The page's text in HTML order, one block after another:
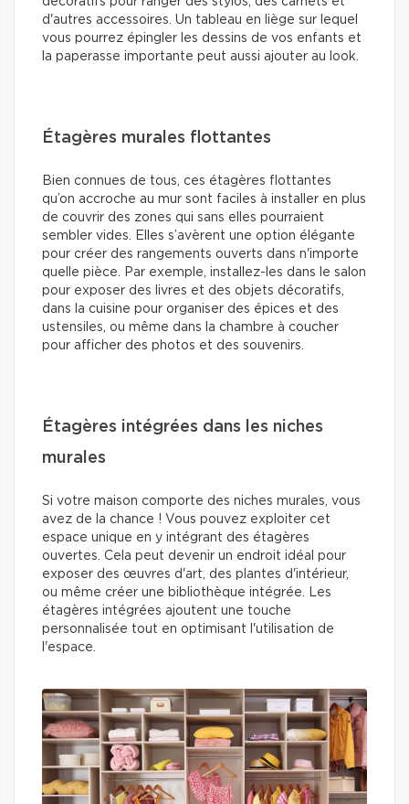
d'autres accessoires. Un tableau en liège sur lequel
vous pourrez épingler les dessins de vos enfants et
la paperasse importante peut aussi ajouter au look.
Étagères murales flottantes
Bien connues de tous, ces étagères flottantes
qu’on accroche au mur sont faciles à installer en plus
de couvrir des zones qui sans elles pourraient
sembler vides. Elles s’avèrent une option élégante
pour créer des rangements ouverts dans n'importe
quelle pièce. Par exemple, installez-les dans le salon
pour exposer des livres et des objets décoratifs,
dans la cuisine pour organiser des épices et des
ustensiles, ou même dans la chambre à coucher
pour afficher des photos et des souvenirs.
Étagères intégrées dans les niches
murales
Si votre maison comporte des niches murales, vous
avez de la chance ! Vous pouvez exploiter cet
espace unique en y intégrant des étagères
ouvertes. Cela peut devenir un endroit idéal pour
exposer des œuvres d'art, des plantes d'intérieur,
ou même créer une bibliothèque intégrée. Les
étagères intégrées ajoutent une touche
personnalisée tout en optimisant l'utilisation de
l'espace.